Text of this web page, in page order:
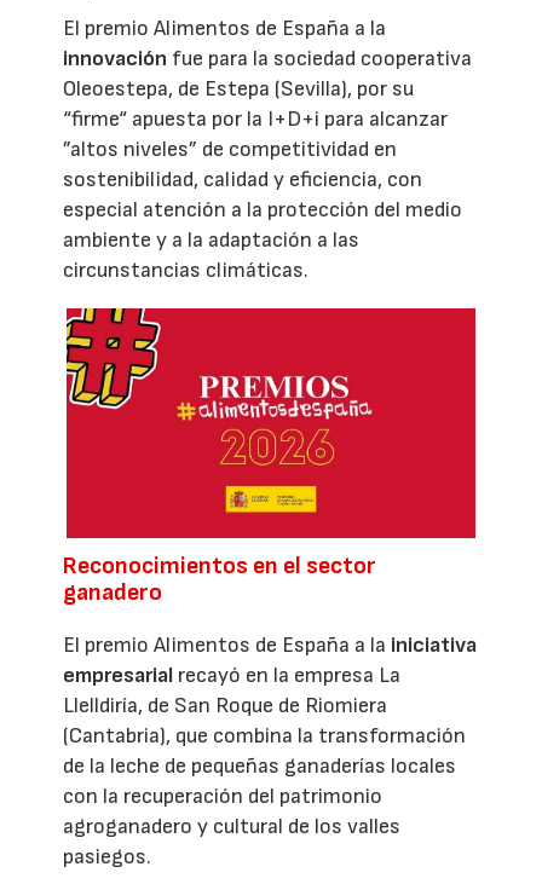
El premio Alimentos de España a la
innovación fue para la sociedad cooperativa
Oleoestepa, de Estepa (Sevilla), por su
“firme“ apuesta por la I+D+i para alcanzar
”altos niveles” de competitividad en
sostenibilidad, calidad y eficiencia, con
especial atención a la protección del medio
ambiente y a la adaptación a las
circunstancias climáticas.
Reconocimientos en el sector
ganadero
El premio Alimentos de España a la iniciativa
empresarial recayó en la empresa La
Llelldiría, de San Roque de Riomiera
(Cantabria), que combina la transformación
de la leche de pequeñas ganaderías locales
con la recuperación del patrimonio
agroganadero y cultural de los valles
pasiegos.